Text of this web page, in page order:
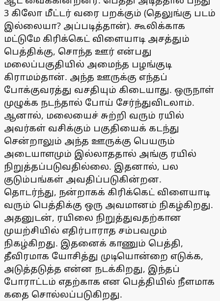
3 கிலோ மீட்டர் வரை பறக்கும் (தெலுங்கு படம்
இல்லையா? அப்படித்தான்). கூலிக்காக
மட்டுமே கிரிக்கெட் விளையாடி அசத்தும்
பெத்திக்கு, சொந்த ஊர் என்பது
மலைப்பகுதியில் அமைந்த பழங்குடி
கிராமம்தான். அந்த ஊருக்கு எந்தப்
போக்குவரத்து வசதியும் கிடையாது. ஒருநாள்
முழுக்க நடந்தால் போய் சேர்ந்துவிடலாம்.
ஆனால், மலையைச் சுற்றி வரும் ரயில்
அவர்கள் வசிக்கும் பகுதியைக் கடந்து
சென்றாலும் அந்த ஊருக்கு பெயரும்
அடையாளமும் இல்லாததால் அங்கு ரயில்
நிறுத்தப்படுவதில்லை. இதனால், பல
குடும்பங்கள் அவதிப்படுகின்றன.
தொடர்ந்து, நன்றாகக் கிரிக்கெட் விளையாடி
வரும் பெத்திக்கு ஒரு அவமானம் நிகழ்கிறது.
அதனுடன், ரயிலை நிறுத்துவதற்கான
முயற்சியில் எதிர்பாராத சம்பவமும்
நிகழ்கிறது. இதனைக் காணும் பெத்தி,
தீவிரமாக யோசித்து முடியொன்றை எடுக்க,
அடுத்தடுத்த என்ன நடக்கிறது, இந்தப்
போராட்டம் எதற்காக என பெத்தியில் நீளமாக
கதை சொல்லப்படுகிறது.